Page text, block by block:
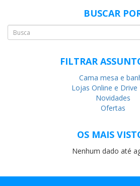
BUSCAR
FILTRAR
Cama mesa e
Lojas Online e Drive
Novidades
Ofertas
OS MAIS
Nenhum dado até